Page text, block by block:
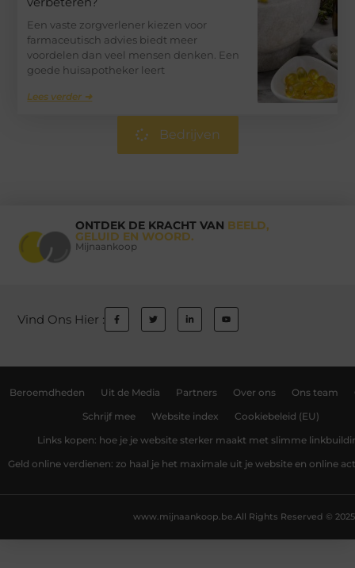
Een vaste zorgverlener kiezen voor
farmaceutisch advies biedt meer
voordelen dan veel mensen denken. Een
goede huisapotheker leert
Lees verder ➜
Bedrijven
ONTDEK DE KRACHT VAN BEELD,
GELUID EN WOORD.
Mijnaankoop
Vind Ons Hier :
Beroemdheden Uit de Media Partners Over ons Ons team
Schrijf mee Website index Cookiebeleid (EU)
Links kopen: hoe je je website sterker maakt met slimme
Geld online verdienen: zo haal je het maximale uit je website en online
All Rights Reserved © 2025
www.mijnaankoop.be.